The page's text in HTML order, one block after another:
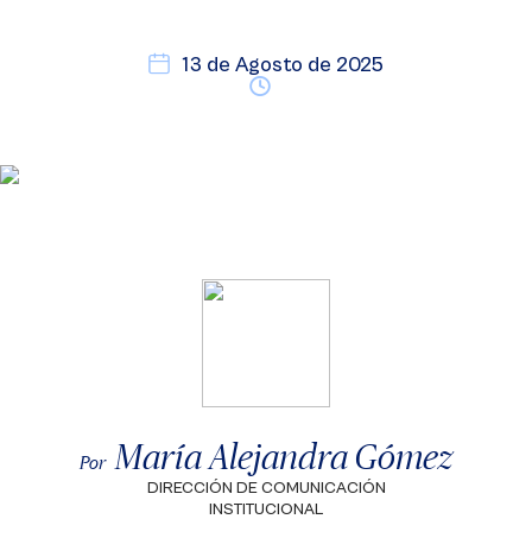
13 de Agosto de 2025
Por María Alejandra Gómez
DIRECCIÓN DE COMUNICACIÓN
INSTITUCIONAL